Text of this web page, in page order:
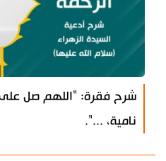
شرح فقرة: "اللهم صل
نامية، ...".